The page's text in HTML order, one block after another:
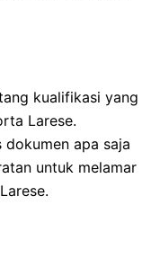
kualifikasi yang
Larese.
dokumen apa saja
untuk melamar